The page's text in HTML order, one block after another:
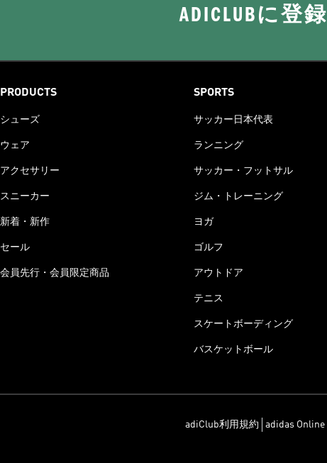
ADICLUBに登
PRODUCTS
シューズ
ウェア
アクセサリー
スニーカー
新着・新作
セール
会員先行・会員限定商品
SPORTS
サッカー日本代表
ランニング
サッカー・フットサル
ジム・トレーニング
ヨガ
ゴルフ
アウトドア
テニス
スケートボーディング
バスケットボール
adiClub利用規約 adidas Online